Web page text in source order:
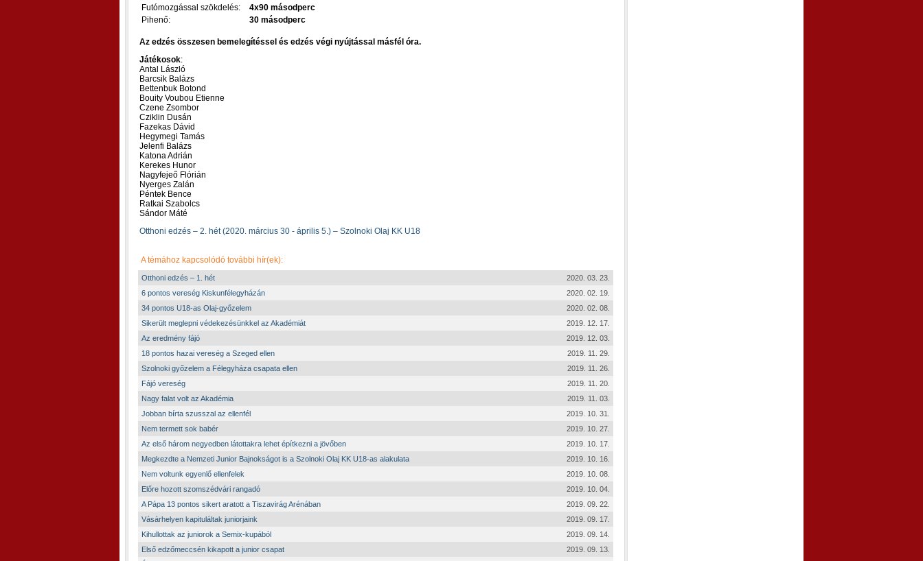
Futómozgással szökdelés:
4x90 másodperc
Pihenő:
30 másodperc
Az edzés összesen bemelegítéssel és edzés végi nyújtással másfél óra.
Játékosok:
Antal László
Barcsik Balázs
Bettenbuk Botond
Bouity Voubou Etienne
Czene Zsombor
Cziklin Dusán
Fazekas Dávid
Hegymegi Tamás
Jelenfi Balázs
Katona Adrián
Kerekes Hunor
Nagyfejeő Flórián
Nyerges Zalán
Péntek Bence
Ratkai Szabolcs
Sándor Máté
Otthoni edzés – 2. hét (2020. március 30 - április 5.) – Szolnoki Olaj KK U18
A témához kapcsolódó további hír(ek):
Otthoni edzés – 1. hét
2020. 03. 23.
6 pontos vereség Kiskunfélegyházán
2020. 02. 19.
34 pontos U18-as Olaj-győzelem
2020. 02. 08.
Sikerült meglepni védekezésünkkel az Akadémiát
2019. 12. 17.
Az eredmény fájó
2019. 12. 03.
18 pontos hazai vereség a Szeged ellen
2019. 11. 29.
Szolnoki győzelem a Félegyháza csapata ellen
2019. 11. 26.
Fájó vereség
2019. 11. 20.
Nagy falat volt az Akadémia
2019. 11. 03.
Jobban bírta szusszal az ellenfél
2019. 10. 31.
Nem termett sok babér
2019. 10. 27.
Az első három negyedben látottakra lehet építkezni a jövőben
2019. 10. 17.
Megkezdte a Nemzeti Junior Bajnokságot is a Szolnoki Olaj KK U18-as alakulata
2019. 10. 16.
Nem voltunk egyenlő ellenfelek
2019. 10. 08.
Előre hozott szomszédvári rangadó
2019. 10. 04.
A Pápa 13 pontos sikert aratott a Tiszavirág Arénában
2019. 09. 22.
Vásárhelyen kapituláltak juniorjaink
2019. 09. 17.
Kihullottak az juniorok a Semix-kupából
2019. 09. 14.
Első edzőmeccsén kikapott a junior csapat
2019. 09. 13.